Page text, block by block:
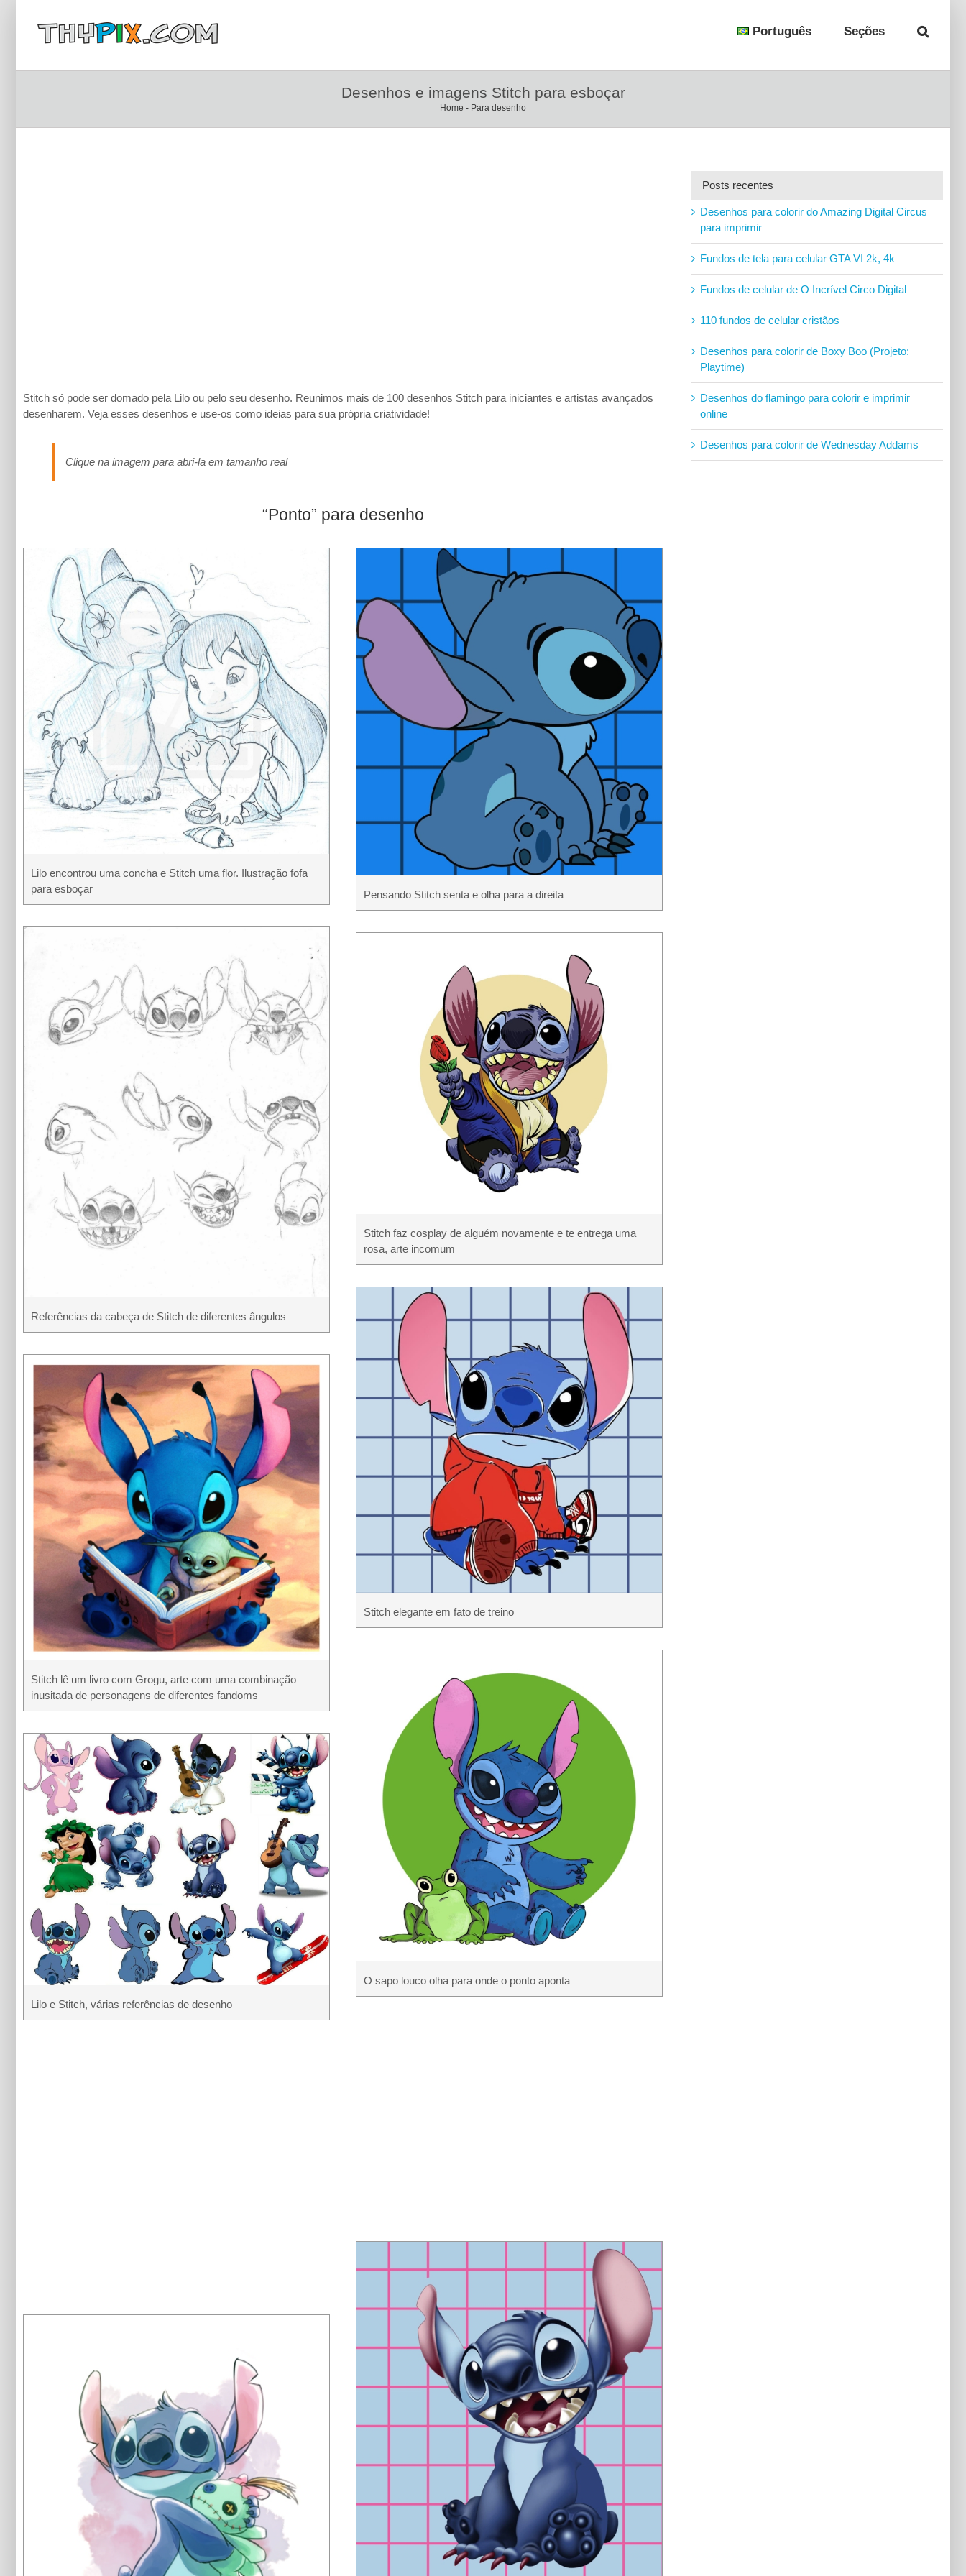
Português Seções
Desenhos e imagens Stitch para esboçar
Home - Para desenho
Stitch só pode ser domado pela Lilo ou pelo seu desenho. Reunimos mais de 100 desenhos Stitch para iniciantes e artistas avançados
desenharem. Veja esses desenhos e use-os como ideias para sua própria criatividade!
Clique na imagem para abri-la em tamanho real
“Ponto” para desenho
Lilo encontrou uma concha e Stitch uma flor. Ilustração fofa
para esboçar
Referências da cabeça de Stitch de diferentes ângulos
Stitch lê um livro com Grogu, arte com uma combinação
inusitada de personagens de diferentes fandoms
Lilo e Stitch, várias referências de desenho
Pensando Stitch senta e olha para a direita
Stitch faz cosplay de alguém novamente e te entrega uma
rosa, arte incomum
Stitch elegante em fato de treino
O sapo louco olha para onde o ponto aponta
Posts recentes
Desenhos para colorir do Amazing Digital Circus
para imprimir
Fundos de tela para celular GTA VI 2k, 4k
Fundos de celular de O Incrível Circo Digital
110 fundos de celular cristãos
Desenhos para colorir de Boxy Boo (Projeto:
Playtime)
Desenhos do flamingo para colorir e imprimir
online
Desenhos para colorir de Wednesday Addams